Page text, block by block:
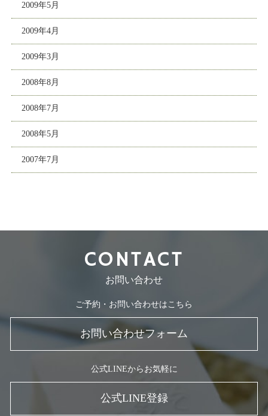
2009年5月
2009年4月
2009年3月
2008年8月
2008年7月
2008年5月
2007年7月
CONTACT
お問い合わせ
ご予約・お問い合わせはこちら
お問い合わせフォーム
公式LINEからお気軽に
公式LINE登録